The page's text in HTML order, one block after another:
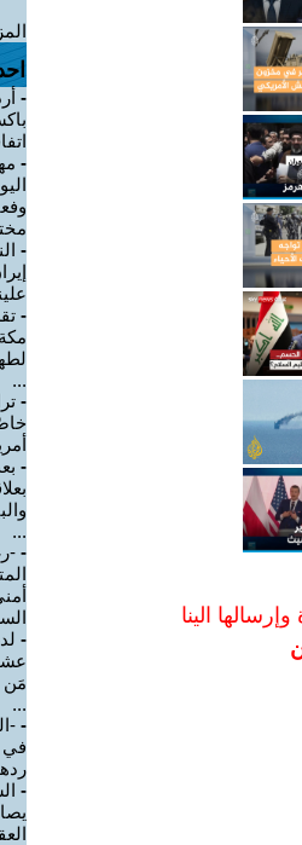
الينا
-
-
-
-
...
-
-
...
-
-
-
مَن
...
-
-
في
-